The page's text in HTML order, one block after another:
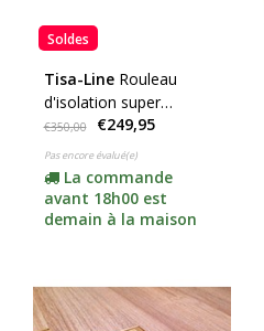
Soldes
Tisa-Line Rouleau
d'isolation super
isolante Alkreflex (6500
µm et 1,3 kW !)
€350,00 €249,95
Pas encore évalué(e)
La commande
avant 18h00 est
demain à la maison